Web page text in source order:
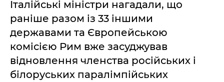
Італійські міністри нагадали, що
раніше разом із 33 іншими
державами та Європейською
комісією Рим вже засуджував
відновлення членства російських і
білоруських паралімпійських